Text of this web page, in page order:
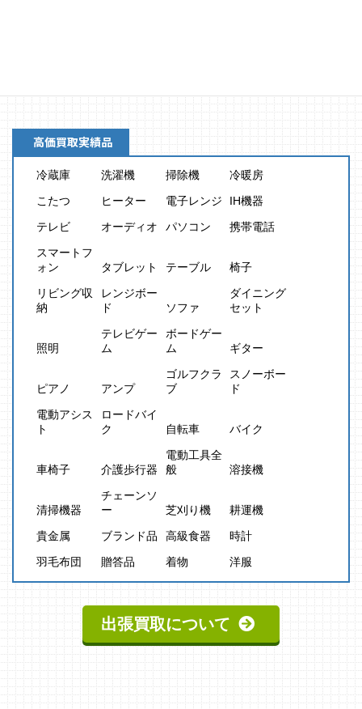
高価買取実績品
冷蔵庫 洗濯機 掃除機
冷暖房
こたつ
ヒーター 電子レンジ
IH機器
テレビ
オーディオ パソコン
携帯電話
スマートフ
ォン
タブレット テーブル
椅子
リビング収
納
レンジボー
ド
ソファ
ダイニング
セット
照明
テレビゲー
ム
ボードゲー
ム
ギター
ピアノ アンプ
ゴルフクラ
ブ
スノーボー
ド
電動アシス
ト
ロードバイ
ク
自転車 バイク
車椅子 介護歩行器
電動工具全
般
溶接機
清掃機器
チェーンソ
ー
芝刈り機
耕運機
貴金属
ブランド品 高級食器
時計
羽毛布団
贈答品 着物 洋服
出張買取について